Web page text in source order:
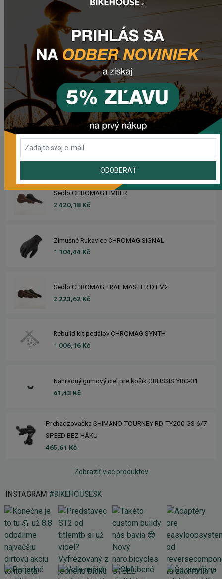
Potrebujete poradiť s výberom?Tak potom určite
navštívte našu sekciu
Ako vybrať bicykel
Nenašli ste tam odpoveď na Vašu otázku?
Zanechajte námemail, správu na Facebookualebo
využite náš
chat(zelené tlačidlo vpravo dole).
WEBOVÁ STRÁNKA VÝROBCU
www.totembikes.cz
POSLEDNÉ PRIDANÉ PRODUKTY
Sedlo CHROMAG LIMBER
2 420,18 Kč
Zimušné Rukavice CHROMAG SIGNAL
1 104,44 Kč
Sedlo CHROMAG TRAILMASTER DT V2
2 223,62 Kč
Rebuild kit pedálov CHROMAG SYNTH
1 006,16 Kč
Náhradný gumový diel pre košík CRUSSIS YBC-01
61,43 Kč
Prehadzovačka SHIMANO TOURNEY RD-TY200 GS 6/7
SPEED BEZ HÁKU
465,61 Kč
Zobraziť viac produktov
INSTAGRAM #BIKEHOUSESK
ODOBERAŤ